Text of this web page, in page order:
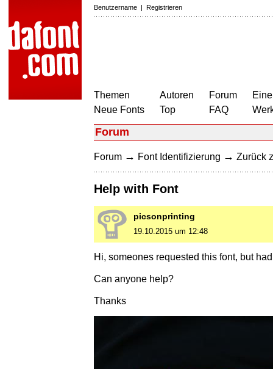
Benutzername | Registrieren
Themen
Neue Fonts
Autoren
Top
Forum
FAQ
Forum
Forum → Font Identifizierung → Zurück
Help with Font
picsonprinting
19.10.2015 um 12:48
Hi, someones requested this font, but
Can anyone help?
Thanks